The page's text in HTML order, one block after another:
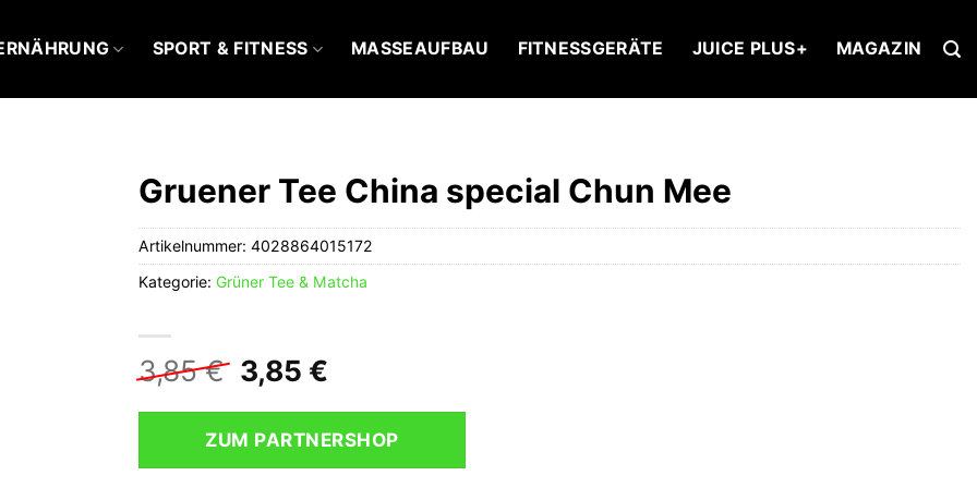
SPORT & FITNESS MASSEAUFBAU FITNESSGERÄTE JUICE PLUS+ MAGAZIN
Gruener Tee China special Chun Mee
3,85€ Ursprünglicher
Preis
war:
3,85 €
3,85 €Aktueller
ist:
3,85 €.
ZUM PARTNERSHOP
Artikelnummer: 4028864015172
Kategorie: Grüner Tee & Matcha